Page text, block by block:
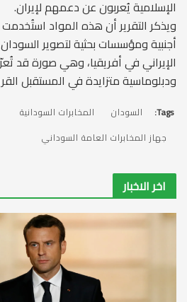
الإسلامية يُعربون عن دعمهم لإيران.
ويذكر التقرير أن هذه المواد
أجنبية ومؤسسات بحثية لتصوير
الإيراني في أفريقيا، وهي صورة قد
ودبلوماسية متزايدة في المستقبل
Tags: السودان
المخابرات السودانية
جهاز المخابرات العامة السوداني
اخر الاخبار